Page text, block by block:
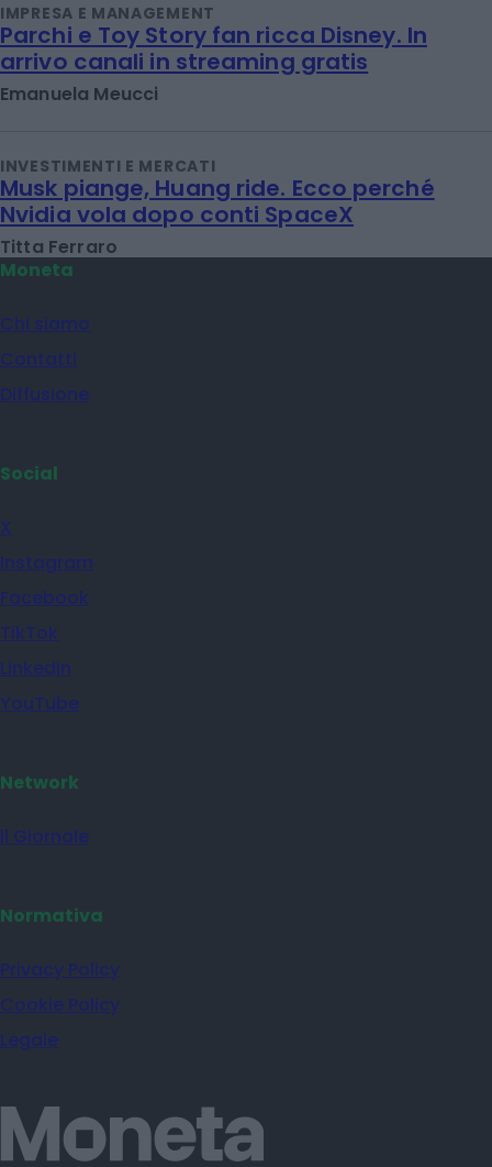
IMPRESA E MANAGEMENT
Parchi e Toy Story fan ricca Disney. In
arrivo canali in streaming gratis
Emanuela Meucci
INVESTIMENTI E MERCATI
Musk piange, Huang ride. Ecco perché
Nvidia vola dopo conti SpaceX
Titta Ferraro
Moneta
Chi siamo
Contatti
Diffusione
Social
X
Instagram
Facebook
TikTok
Linkedin
YouTube
Network
il Giornale
Normativa
Privacy Policy
Cookie Policy
Legale